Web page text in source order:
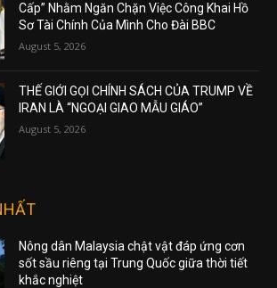
Cấp” Nhằm Ngăn Chặn Việc Công Khai Hồ
Sơ Tài Chính Của Mình Cho Đài BBC
August 5, 2026
THẾ GIỚI GỌI CHÍNH SÁCH CỦA TRUMP VỀ
IRAN LÀ “NGOẠI GIAO MẪU GIÁO”
August 5, 2026
Nông dân Malaysia chật vật đáp ứng cơn
sốt sầu riêng tại Trung Quốc giữa thời tiết
khắc nghiệt